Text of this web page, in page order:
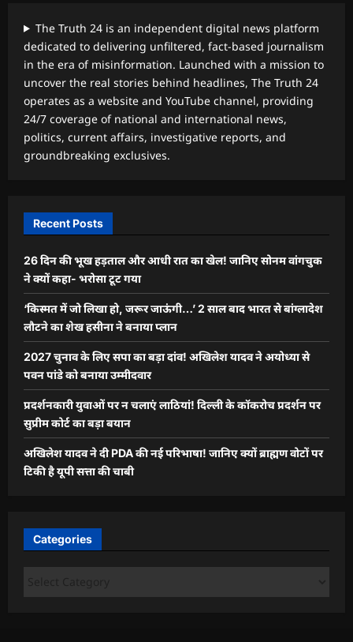
The Truth 24 is an independent digital news platform
dedicated to delivering unfiltered, fact-based journalism
in the era of misinformation. Launched with a mission to
uncover the real stories behind headlines, The Truth 24
operates as a website and YouTube channel, providing
24/7 coverage of national and international news,
politics, current affairs, investigative reports, and
groundbreaking exclusives.
Recent Posts
26 दिन की भूख हड़ताल और आधी रात का खेल! जानिए सोनम वांगचुक
ने क्यों कहा- भरोसा टूट गया
‘किस्मत में जो लिखा हो, जरूर जाऊंगी…’ 2 साल बाद भारत से बांग्लादेश
लौटने का शेख हसीना ने बनाया प्लान
2027 चुनाव के लिए सपा का बड़ा दांव! अखिलेश यादव ने अयोध्या से
पवन पांडे को बनाया उम्मीदवार
प्रदर्शनकारी युवाओं पर न चलाएं लाठियां! दिल्ली के कॉकरोच प्रदर्शन पर
सुप्रीम कोर्ट का बड़ा बयान
अखिलेश यादव ने दी PDA की नई परिभाषा! जानिए क्यों ब्राह्मण वोटों पर
टिकी है यूपी सत्ता की चाबी
Categories